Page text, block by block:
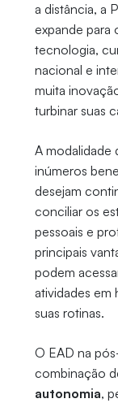
a distância, a
expande para
tecnologia,
nacional e
muita
turbinar suas
A modalidade
inúmeros
desejam
conciliar os
pessoais e
principais
podem
atividades em
suas rotinas.
O EAD na
combinação
autonomia,